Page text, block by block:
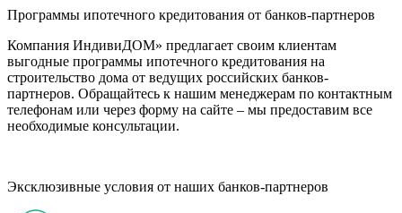
Программы ипотечного кредитования от банков-партнеров
Компания ИндивиДОМ» предлагает своим клиентам
выгодные программы ипотечного кредитования на
строительство дома от ведущих российских банков-
партнеров. Обращайтесь к нашим менеджерам по контактным
телефонам или через форму на сайте – мы предоставим все
необходимые консультации.
Эксклюзивные условия от наших банков-партнеров